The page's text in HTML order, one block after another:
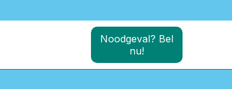
Noodgeval? Bel
nu!